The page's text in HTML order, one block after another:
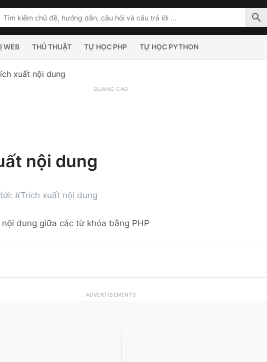
WEB THỦ THUẬT TỰ HỌC PHP TỰ HỌC PYTHON
xuất nội dung
QUẢNG CÁO
nội dung
#Trích xuất nội dung
dung giữa các từ khóa bằng PHP
ADVERTISEMENTS